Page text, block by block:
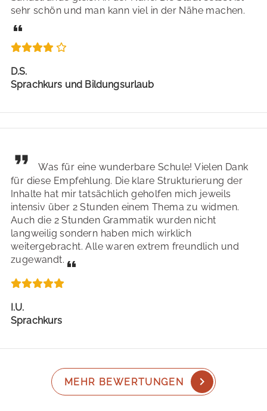
sehr schön und man kann viel in der Nähe machen.
D.S.
Sprachkurs und Bildungsurlaub
Was für eine wunderbare Schule! Vielen Dank
für diese Empfehlung. Die klare Strukturierung der
Inhalte hat mir tatsächlich geholfen mich jeweils
intensiv über 2 Stunden einem Thema zu widmen.
Auch die 2 Stunden Grammatik wurden nicht
langweilig sondern haben mich wirklich
weitergebracht. Alle waren extrem freundlich und
zugewandt.
I.U.
Sprachkurs
MEHR BEWERTUNGEN